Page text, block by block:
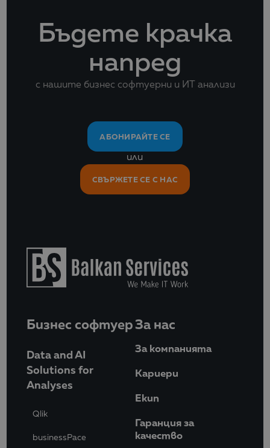
Бъдете крачка
напред
с нашите бизнес софтуерни и ИТ анализи
АБОНИРАЙТЕ СЕ
или
СВЪРЖЕТЕ СЕ С НАС
Бизнес софтуер
Data and AI
Solutions for
Analyses
Qlik
businessPace
За нас
За компанията
Кариери
Eкип
Гаранция за
качество